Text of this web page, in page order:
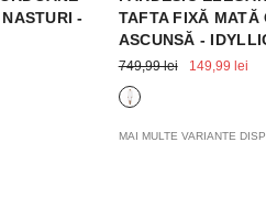
-
TAFTA FIXĂ MATĂ
ASCUNSĂ -
749,99 lei 149,99 lei
MAI MULTE VARIANTE